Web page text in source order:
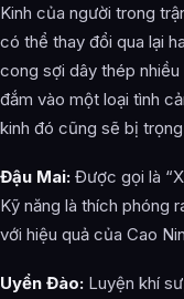
Kinh của người trong
có thể thay đổi qua lại
cong sợi dây thép
đắm vào một loại tình
kinh đó cũng sẽ bị
Đậu Mai: Được gọi là
Kỹ năng là thích phóng
với hiệu quả của Cao
Uyển Đào: Luyện khí